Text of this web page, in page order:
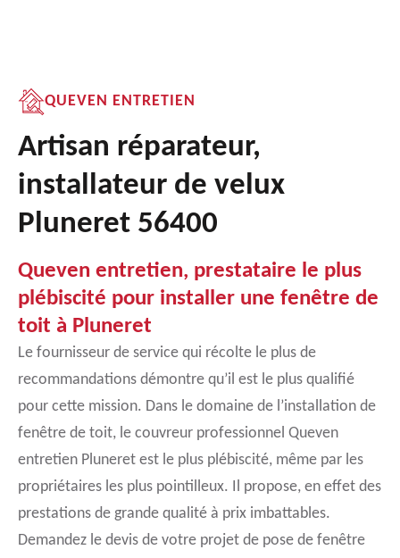
QUEVEN ENTRETIEN
Artisan réparateur,
installateur de velux
Pluneret 56400
Queven entretien, prestataire le plus
plébiscité pour installer une fenêtre de
toit à Pluneret
Le fournisseur de service qui récolte le plus de
recommandations démontre qu’il est le plus qualifié
pour cette mission. Dans le domaine de l’installation de
fenêtre de toit, le couvreur professionnel Queven
entretien Pluneret est le plus plébiscité, même par les
propriétaires les plus pointilleux. Il propose, en effet des
prestations de grande qualité à prix imbattables.
Demandez le devis de votre projet de pose de fenêtre